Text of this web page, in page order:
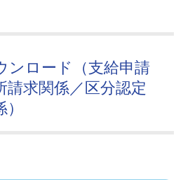
ンロード（支給申請
請求関係／区分認定